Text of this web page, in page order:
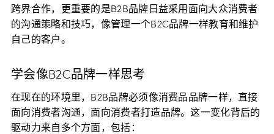
跨界合作，更重要的是B2B品牌日益采用面向大众消费者
的沟通策略和技巧，像管理一个B2C品牌一样教育和维护
自己的客户。
学会像B2C品牌一样思考
在现在的环境里，B2B品牌必须像消费品品牌一样，直接
面向消费者沟通，面向消费者打造品牌。这一变化背后的
驱动力来自多个方面，包括：